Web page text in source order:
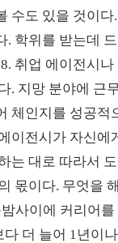
수도 있을 것이
. 학위를 받는데
취업 에이전시
. 지망 분야에 근
체인지를 성공
이전시가 자신
는 대로 따라서
몫이다. 무엇을
사이에 커리어
더 늘어 1년이